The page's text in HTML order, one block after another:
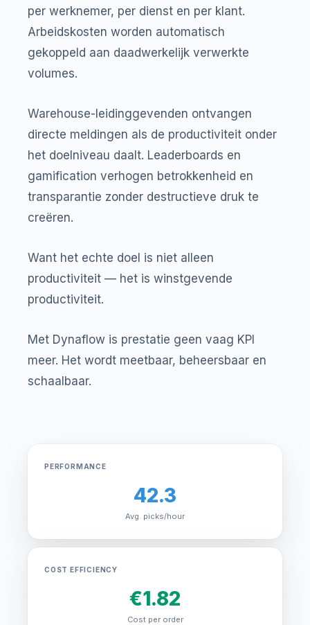
per werknemer, per dienst en per klant.
Arbeidskosten worden automatisch
gekoppeld aan daadwerkelijk verwerkte
volumes.
Warehouse-leidinggevenden ontvangen
directe meldingen als de productiviteit onder
het doelniveau daalt. Leaderboards en
gamification verhogen betrokkenheid en
transparantie zonder destructieve druk te
creëren.
Want het echte doel is niet alleen
productiviteit — het is winstgevende
productiviteit.
Met Dynaflow is prestatie geen vaag KPI
meer. Het wordt meetbaar, beheersbaar en
schaalbaar.
PERFORMANCE
42.3
Avg. picks/hour
COST EFFICIENCY
€1.82
Cost per order